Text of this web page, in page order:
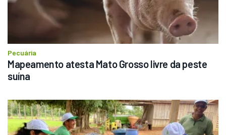
Pecuária
Mapeamento atesta Mato Grosso livre da peste
suína